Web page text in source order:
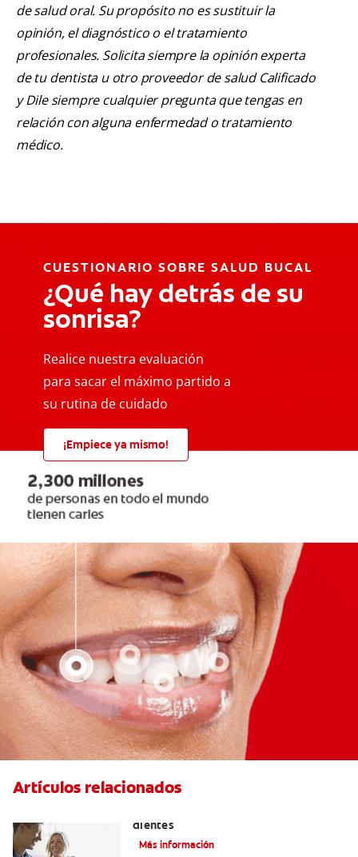
de salud oral. Su propósito no es sustituir la
opinión, el diagnóstico o el tratamiento
profesionales. Solicita siempre la opinión experta
de tu dentista u otro proveedor de salud Calificado
y Dile siempre cualquier pregunta que tengas en
relación con alguna enfermedad o tratamiento
médico.
CUESTIONARIO SOBRE SALUD BUCAL
¿Qué hay detrás de su
sonrisa?
Realice nuestra evaluación
para sacar el máximo partido a
su rutina de cuidado
¡Empiece ya mismo!
Artículos relacionados
dientes
Más información